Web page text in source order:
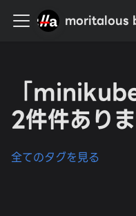
moritalous
「
2件件あり
全てのタグを見る